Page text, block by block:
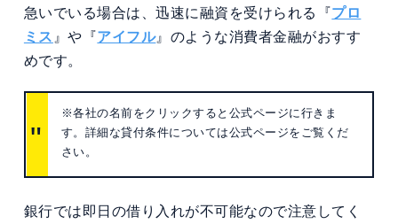
急いでいる場合は、迅速に融資を受けられる『プロ
ミス 』や『アイフル』のような消費者金融がおすす
めです。
※各社の名前をクリックすると公式ページに行きま
す。詳細な貸付条件については公式ページをご覧くだ
さい。
銀行では即日の借り入れが不可能なので注意してく